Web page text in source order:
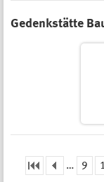
Gedenkstätte
… 9